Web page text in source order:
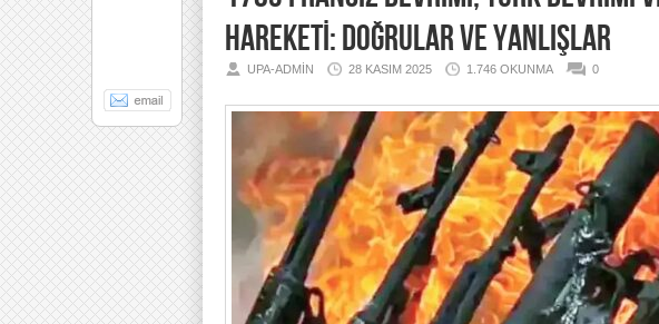
HAREKETİ: DOĞRULAR VE YANLIŞLAR
UPA-ADMIN 28 KASIM 2025 1.746 OKUNMA 0